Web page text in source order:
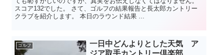
スコア132でした。 さて、ゴルフの結果報告と長太郎カントリー
クラブを紹介します。 本日のラウンド結果 ...
ゴルフ
一日中どんよりとした天気 ア